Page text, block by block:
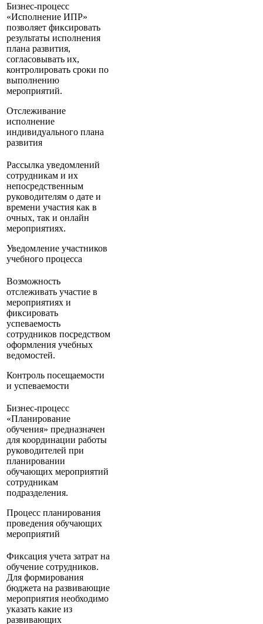
Бизнес-процесс
«Исполнение ИПР»
позволяет фиксировать
результаты исполнения
плана развития,
согласовывать их,
контролировать сроки по
выполнению
мероприятий.
Отслеживание
исполнение
индивидуального плана
развития
Рассылка уведомлений
сотрудникам и их
непосредственным
руководителям о дате и
времени участия как в
очных, так и онлайн
мероприятиях.
Уведомление участников
учебного процесса
Возможность
отслеживать участие в
мероприятиях и
фиксировать
успеваемость
сотрудников посредством
оформления учебных
ведомостей.
Контроль посещаемости
и успеваемости
Бизнес-процесс
«Планирование
обучения» предназначен
для координации работы
руководителей при
планировании
обучающих мероприятий
сотрудникам
подразделения.
Процесс планирования
проведения обучающих
мероприятий
Фиксация учета затрат на
обучение сотрудников.
Для формирования
бюджета на развивающие
мероприятия необходимо
указать какие из
развивающих